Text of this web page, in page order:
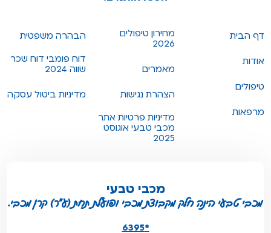
דף הבית
אודות
טיפולים
מרפאות
מחירון טיפולים
2026
מאמרים
הצהרת נגישות
מדיניות פרטיות אתר
מכבי טבעי אוגוסט
2025
הבהרה משפטית
דוח פומבי דוח שכר
שווה 2024
מדיניות ביטול עסקה
מכבי טבעי
מכבי טבעי הינה חלק מקבוצת מכבי ופועלת תחת (ע"ר) קרן מכבי.
*6395